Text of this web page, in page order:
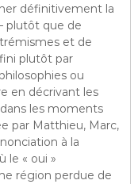
définitivement la
plutôt que de
et de
plutôt par
ou
en décrivant les
les moments
par Matthieu, Marc,
à la
le « oui »
région perdue de